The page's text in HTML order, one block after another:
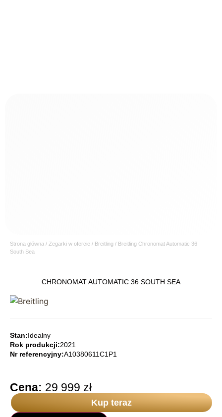
Strona główna / Zegarki w ofercie / Breitling / Breitling Chronomat Automatic 36
South Sea
CHRONOMAT AUTOMATIC 36 SOUTH SEA
Stan:Idealny
Rok produkcji:2021
Nr referencyjny:A10380611C1P1
Cena: 29 999 zł
Kup teraz